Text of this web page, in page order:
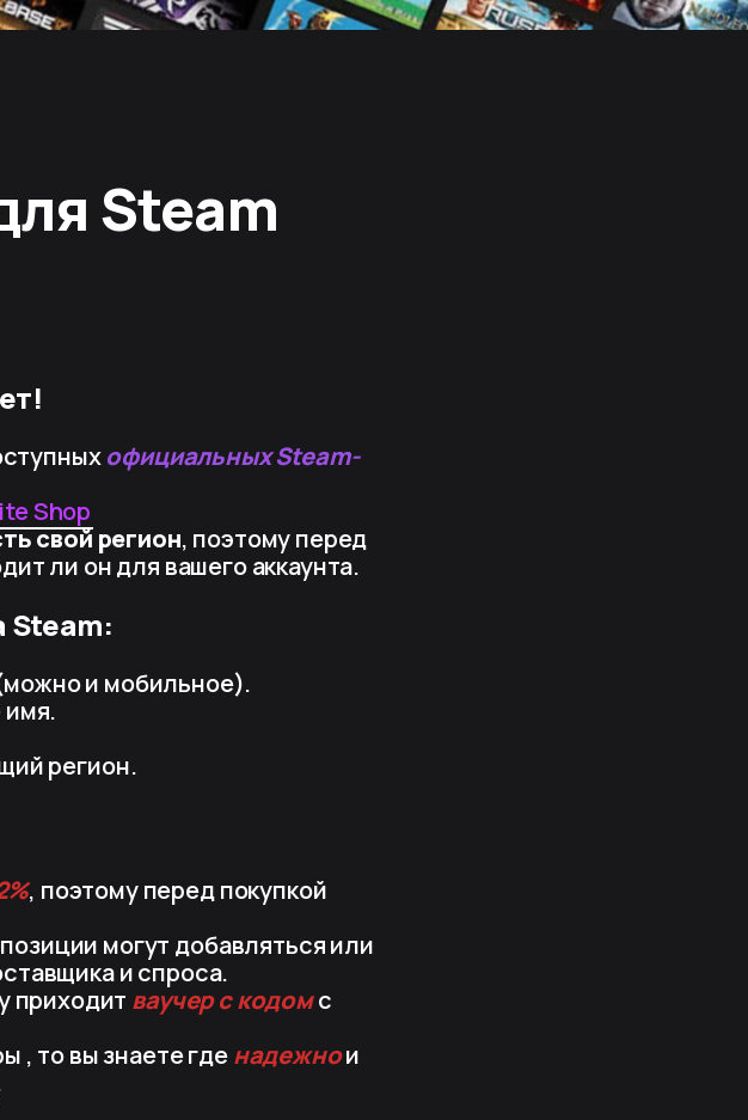
Steam
официальных Steam-
Shop
свой регион, поэтому перед
ли он для вашего аккаунта.
Steam:
и мобильное).
имя.
регион.
, поэтому перед покупкой
могут добавляться или
и спроса.
приходит ваучер с кодомс
, то вы знаете гденадежнои